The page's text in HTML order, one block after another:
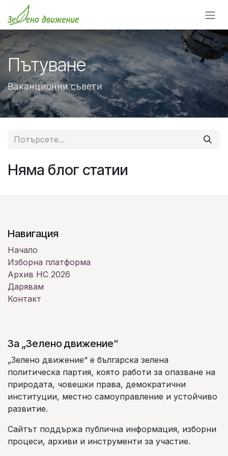
Преминете към съдържание
Пътуване
Ваканционни съвети
Няма блог статии
Навигация
Начало
Изборна платформа
Архив НС 2026
Дарявам
Контакт
За „Зелено движение“
„Зелено движение“ е българска зелена
политическа партия, която работи за опазване на
природата, човешки права, демократични
институции, местно самоуправление и устойчиво
развитие.
Сайтът поддържа публична информация, изборни
процеси, архиви и инструменти за участие.